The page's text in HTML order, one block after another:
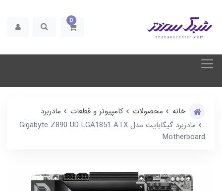
0
خانه محصولات کامپیوتر و قطعات
مادربرد
مادربرد گیگابایت مدل Gigabyte Z890 UD LGA1851 ATX
Motherboard